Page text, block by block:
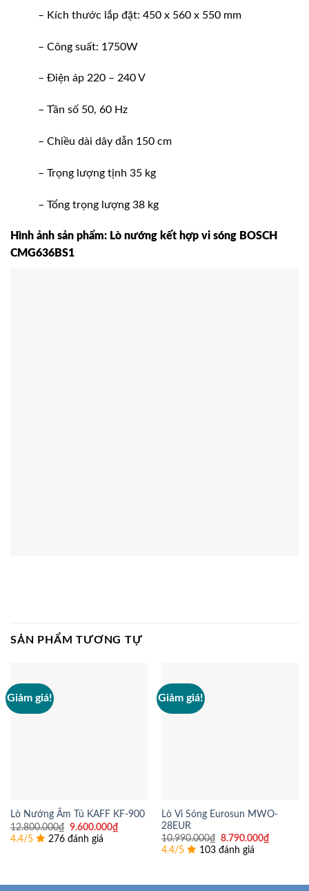
– Kích thước lắp đặt: 450 x 560 x 550 mm
– Công suất: 1750W
– Điện áp 220 – 240 V
– Tần số 50, 60 Hz
– Chiều dài dây dẫn 150 cm
– Trọng lượng tịnh 35 kg
– Tổng trọng lượng 38 kg
Hình ảnh sản phẩm: Lò nướng kết hợp vi sóng BOSCH
CMG636BS1
SẢN PHẨM TƯƠNG TỰ
Giảm giá!
Lò Nướng Âm Tủ KAFF KF-900
12.800.000₫ Giá
gốc
là:
9.600.000₫Giá
hiện
4.4/5 276 đánh giá
Giảm giá!
Lò Vi Sóng Eurosun MWO-
28EUR
10.990.000₫ Giá
gốc
là:
8.790.000₫Giá
4.4/5 103 đánh giá